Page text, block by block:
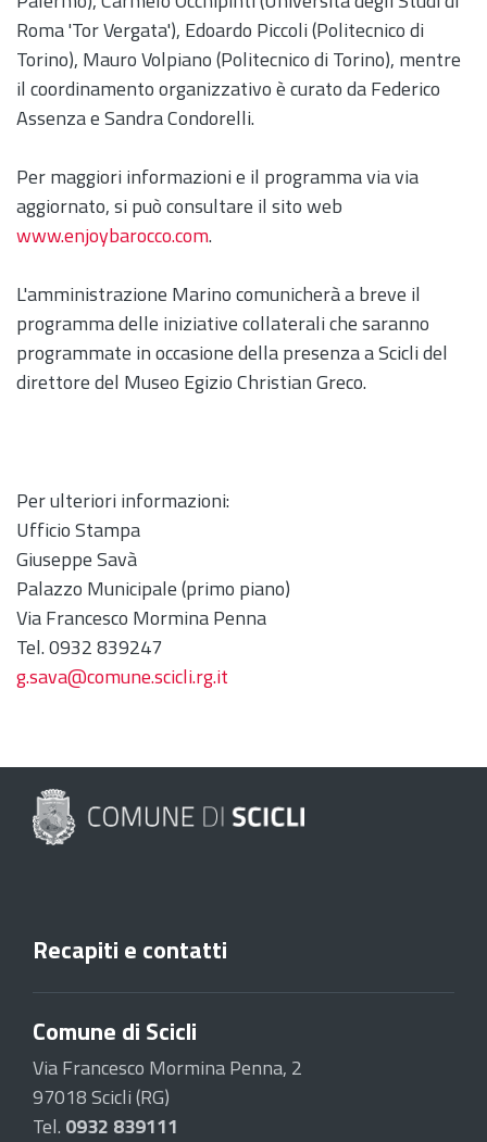
Roma 'Tor Vergata'), Edoardo Piccoli (Politecnico di
Torino), Mauro Volpiano (Politecnico di Torino), mentre
il coordinamento organizzativo è curato da Federico
Assenza e Sandra Condorelli.
Per maggiori informazioni e il programma via via
aggiornato, si può consultare il sito web
www.enjoybarocco.com.
L'amministrazione Marino comunicherà a breve il
programma delle iniziative collaterali che saranno
programmate in occasione della presenza a Scicli del
direttore del Museo Egizio Christian Greco.
Per ulteriori informazioni:
Ufficio Stampa
Giuseppe Savà
Palazzo Municipale (primo piano)
Via Francesco Mormina Penna
Tel. 0932 839247
g.sava@comune.scicli.rg.it
Recapiti e contatti
Comune di Scicli
Via Francesco Mormina Penna, 2
97018 Scicli (RG)
Tel. 0932 839111